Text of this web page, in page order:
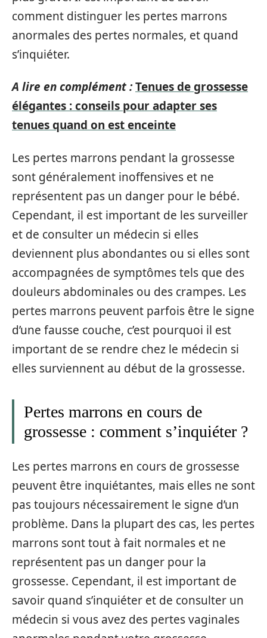
comment distinguer les pertes marrons
anormales des pertes normales, et quand
s’inquiéter.
A lire en complément :Tenues de grossesse
élégantes : conseils pour adapter ses
tenues quand on est enceinte
Les pertes marrons pendant la grossesse
sont généralement inoffensives et ne
représentent pas un danger pour le bébé.
Cependant, il est important de les surveiller
et de consulter un médecin si elles
deviennent plus abondantes ou si elles sont
accompagnées de symptômes tels que des
douleurs abdominales ou des crampes. Les
pertes marrons peuvent parfois être le signe
d’une fausse couche, c’est pourquoi il est
important de se rendre chez le médecin si
elles surviennent au début de la grossesse.
Pertes marrons en cours de
grossesse : comment s’inquiéter ?
Les pertes marrons en cours de grossesse
peuvent être inquiétantes, mais elles ne sont
pas toujours nécessairement le signe d’un
problème. Dans la plupart des cas, les pertes
marrons sont tout à fait normales et ne
représentent pas un danger pour la
grossesse. Cependant, il est important de
savoir quand s’inquiéter et de consulter un
médecin si vous avez des pertes vaginales